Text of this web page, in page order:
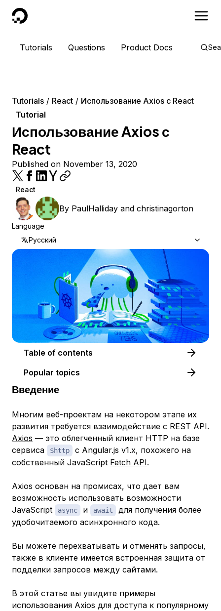
DigitalOcean
Tutorials Questions Product Docs
Tutorials React
Использование Axios с React
Tutorial
Использование Axios с
React
Published on November 13, 2020
React
By PaulHalliday and christinagorton
Language
Русский
Table of contents
Popular topics
Введение
Многим веб-проектам на некотором этапе их
развития требуется взаимодействие с REST API.
Axios — это облегченный клиент HTTP на базе
сервиса
$http
с Angular.js v1.x, похожего на
собственный JavaScript Fetch API.
Axios основан на промисах, что дает вам
возможность использовать возможности
JavaScript
async и await
для получения более
удобочитаемого асинхронного кода.
Вы можете перехватывать и отменять запросы,
также в клиенте имеется встроенная защита от
подделки запросов между сайтами.
В этой статье вы увидите примеры
использования Axios для доступа к популярному